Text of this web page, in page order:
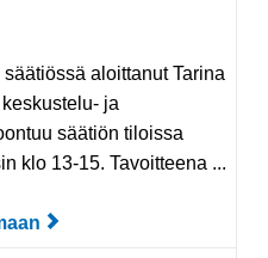
aloittanut Tarina
ja
säätiön tiloissa
klo 13-15. Tavoitteena ...